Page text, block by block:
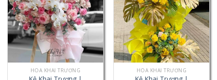
HOA KHAI TRƯƠNG HOA KHAI TRƯƠNG